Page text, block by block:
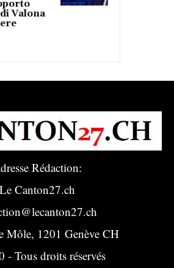
Valona
Rédaction:
Le Canton27.ch
Môle, 1201 Genève CH
- Tous droits réservés